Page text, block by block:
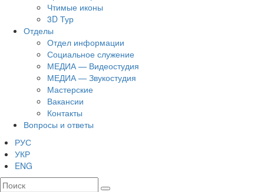
Чтимые иконы
3D Тур
Отделы
Отдел информации
Социальное служение
МЕДИА — Видеостудия
МЕДИА — Звукостудия
Мастерские
Вакансии
Контакты
Вопросы и ответы
РУС
УКР
ENG